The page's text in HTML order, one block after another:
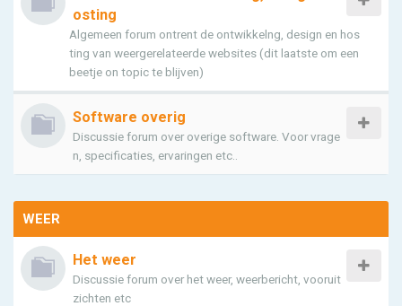
osting
Algemeen forum ontrent de ontwikkelng, design en hos
ting van weergerelateerde websites (dit laatste om een
beetje on topic te blijven)
Software overig
Discussie forum over overige software. Voor vrage
n, specificaties, ervaringen etc..
WEER
Het weer
Discussie forum over het weer, weerbericht, vooruit
zichten etc